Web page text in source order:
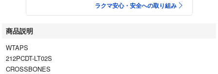
ラクマ安心・安全への取り組み
商品説明
WTAPS
212PCDT-LT02S
CROSSBONES